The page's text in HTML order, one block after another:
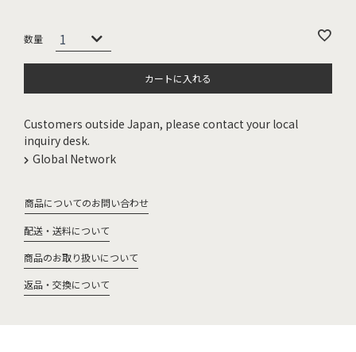
カートに入れる
Customers outside Japan, please contact your local
inquiry desk.
Global Network
商品についてのお問い合わせ
配送・送料について
商品のお取り扱いについて
返品・交換について